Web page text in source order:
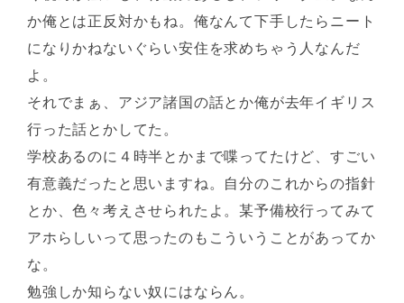
か俺とは正反対かもね。俺なんて下手したらニート
になりかねないぐらい安住を求めちゃう人なんだ
よ。
それでまぁ、アジア諸国の話とか俺が去年イギリス
行った話とかしてた。
学校あるのに４時半とかまで喋ってたけど、すごい
有意義だったと思いますね。自分のこれからの指針
とか、色々考えさせられたよ。某予備校行ってみて
アホらしいって思ったのもこういうことがあってか
な。
勉強しか知らない奴にはならん。